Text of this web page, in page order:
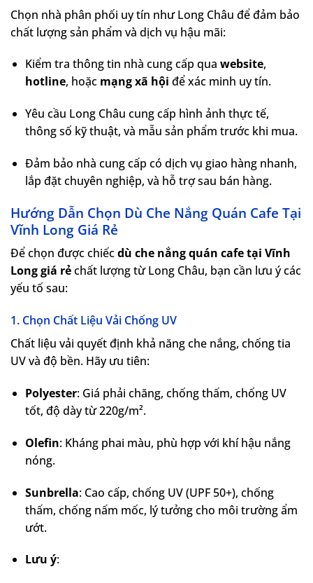
Chọn nhà phân phối uy tín như Long Châu để đảm bảo
chất lượng sản phẩm và dịch vụ hậu mãi:
Kiểm tra thông tin nhà cung cấp qua website,
hotline, hoặc mạng xã hội để xác minh uy tín.
Yêu cầu Long Châu cung cấp hình ảnh thực tế,
thông số kỹ thuật, và mẫu sản phẩm trước khi mua.
Đảm bảo nhà cung cấp có dịch vụ giao hàng nhanh,
lắp đặt chuyên nghiệp, và hỗ trợ sau bán hàng.
Hướng Dẫn Chọn Dù Che Nắng Quán Cafe Tại
Vĩnh Long Giá Rẻ
Để chọn được chiếcdù che nắng quán cafe tại Vĩnh
Long giá rẻchất lượng từ Long Châu, bạn cần lưu ý các
yếu tố sau:
1. Chọn Chất Liệu Vải Chống UV
Chất liệu vải quyết định khả năng che nắng, chống tia
UV và độ bền. Hãy ưu tiên:
Polyester: Giá phải chăng, chống thấm, chống UV
tốt, độ dày từ 220g/m².
Olefin: Kháng phai màu, phù hợp với khí hậu nắng
nóng.
Sunbrella: Cao cấp, chống UV (UPF 50+), chống
thấm, chống nấm mốc, lý tưởng cho môi trường ẩm
ướt.
Lưu ý: